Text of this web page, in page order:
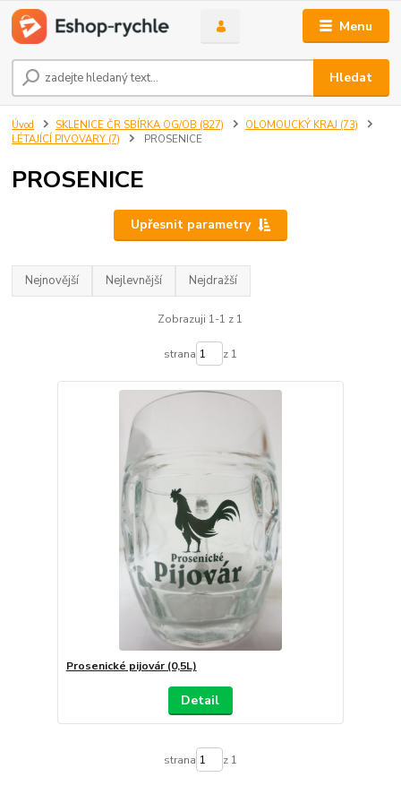
Menu
Hledat
Úvod SKLENICE ČR SBÍRKA OG/OB (827)
OLOMOUCKÝ KRAJ (73)
LÉTAJÍCÍ PIVOVARY (7)
PROSENICE
PROSENICE
Upřesnit parametry
Nejnovější Nejlevnější Nejdražší
Zobrazuji 1-1 z 1
strana z 1
Prosenické pijovár (0,5L)
Detail
strana z 1